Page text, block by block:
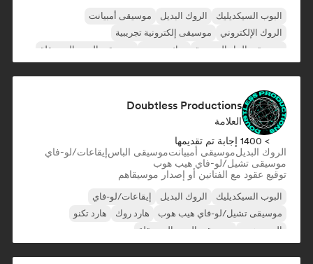
البوب السيكديليك الروك البديل
موسيقى أمبيانت
الروك الإلكتروني
موسيقى إلكترونية تجريبية
موسيقى الجاز التجريبية
روك تجريبي موسيقى البوب المستقلة
Doubtless Productions
العلامة
> 1400 إجابة تم تقديمها
الروك البديلموسيقى أمبيانتموسيقى الباسإيقاعات/لو-فاي
موسيقى تشيل/لو-فاي هيب هوب
توقيع عقود مع الفنانين أو إصدار موسيقاهم
البوب السيكديليك الروك البديل
إيقاعات/لو-فاي
موسيقى تشيل/لو-فاي هيب هوب
هارد روك
هارد تكنو
الهيب هوب
موسيقى البوب المستقلة